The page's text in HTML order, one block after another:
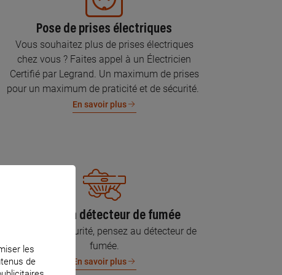
Pose de prises électriques
Vous souhaitez plus de prises électriques
chez vous ? Faites appel à un Électricien
Certifié par Legrand. Un maximum de prises
pour un maximum de praticité et de sécurité.
En savoir plus
Pose d’un détecteur de fumée
Pour votre sécurité, pensez au détecteur de
fumée.
En savoir plus
les
de